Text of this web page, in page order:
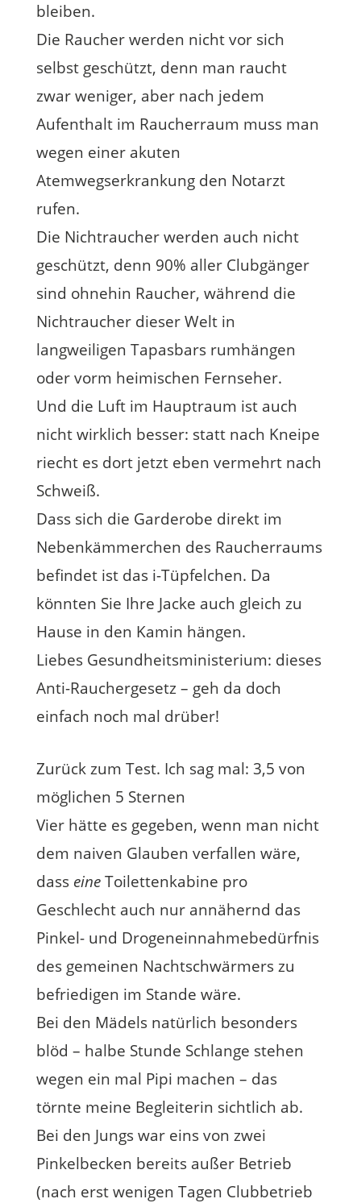
bleiben.
Die Raucher werden nicht vor sich
selbst geschützt, denn man raucht
zwar weniger, aber nach jedem
Aufenthalt im Raucherraum muss man
wegen einer akuten
Atemwegserkrankung den Notarzt
rufen.
Die Nichtraucher werden auch nicht
geschützt, denn 90% aller Clubgänger
sind ohnehin Raucher, während die
Nichtraucher dieser Welt in
langweiligen Tapasbars rumhängen
oder vorm heimischen Fernseher.
Und die Luft im Hauptraum ist auch
nicht wirklich besser: statt nach Kneipe
riecht es dort jetzt eben vermehrt nach
Schweiß.
Dass sich die Garderobe direkt im
Nebenkämmerchen des Raucherraums
befindet ist das i-Tüpfelchen. Da
könnten Sie Ihre Jacke auch gleich zu
Hause in den Kamin hängen.
Liebes Gesundheitsministerium: dieses
Anti-Rauchergesetz – geh da doch
einfach noch mal drüber!
Zurück zum Test. Ich sag mal: 3,5 von
möglichen 5 Sternen
Vier hätte es gegeben, wenn man nicht
dem naiven Glauben verfallen wäre,
dass eineToilettenkabine pro
Geschlecht auch nur annähernd das
Pinkel- und Drogeneinnahmebedürfnis
des gemeinen Nachtschwärmers zu
befriedigen im Stande wäre.
Bei den Mädels natürlich besonders
blöd – halbe Stunde Schlange stehen
wegen ein mal Pipi machen – das
törnte meine Begleiterin sichtlich ab.
Bei den Jungs war eins von zwei
Pinkelbecken bereits außer Betrieb
(nach erst wenigen Tagen Clubbetrieb